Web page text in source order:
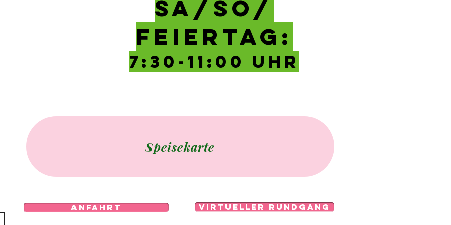
SA/SO/
FEIERTAG:
7:30-11:00 UHR
Speisekarte
Anfahrt virtueller Rundgang